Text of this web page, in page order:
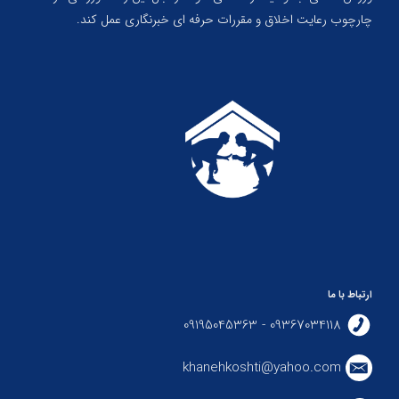
چارچوب رعایت اخلاق و مقررات حرفه ای خبرنگاری عمل کند.
ارتباط با ما
09367034118 - 09195045363
khanehkoshti@yahoo.com